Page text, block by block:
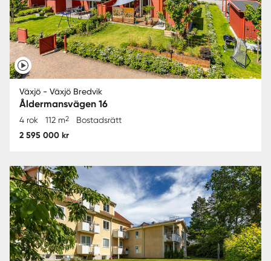
Växjö - Växjö Bredvik
Åldermansvägen 16
4 rok 112 m2 Bostadsrätt
2 595 000 kr